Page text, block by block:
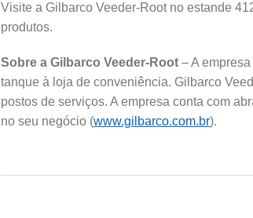
Visite a Gilbarco Veeder-Root no estande
produtos.
Sobre a Gilbarco Veeder-Root – A
tanque à loja de conveniência. Gilbarco
postos de serviços. A empresa conta com
no seu negócio (www.gilbarco.com.br).